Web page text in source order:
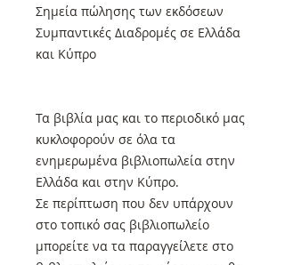
Σημεία πώλησης των εκδόσεων
Συμπαντικές Διαδρομές σε Ελλάδα
και Κύπρο
Τα βιβλία μας και το περιοδικό μας
κυκλοφορούν σε όλα τα
ενημερωμένα βιβλιοπωλεία στην
Ελλάδα και στην Κύπρο.
Σε περίπτωση που δεν υπάρχουν
στο τοπικό σας βιβλιοπωλείο
μπορείτε να τα παραγγείλετε στο